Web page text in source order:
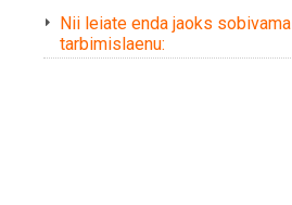
Nii leiate enda jaoks sobivama
tarbimislaenu: